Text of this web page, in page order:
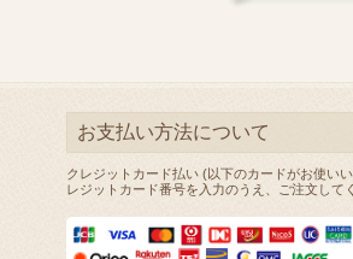
お支払い方法について
クレジットカード払い (以下のカードがお使い
レジットカード番号を入力のうえ、ご注文して